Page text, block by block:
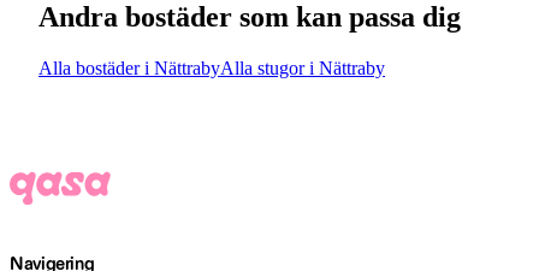
Andra bostäder som kan passa dig
Alla bostäder i NättrabyAlla stugor i Nättraby
Navigering